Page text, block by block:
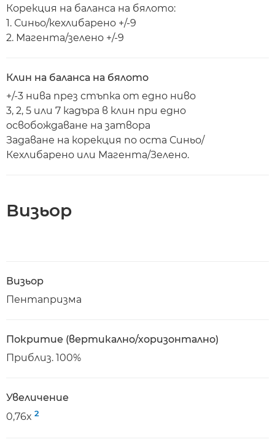
Корекция на баланса на бялото:
1. Синьо/кехлибарено +/-9
2. Магента/зелено +/-9
Клин на баланса на бялото
+/-3 нива през стъпка от едно ниво
3, 2, 5 или 7 кадъра в клин при едно
освобождаване на затвора
Задаване на корекция по оста Синьо/
Кехлибарено или Магента/Зелено.
Визьор
Визьор
Пентапризма
Покритие (вертикално/хоризонтално)
Приблиз. 100%
Увеличение
0,76x 2